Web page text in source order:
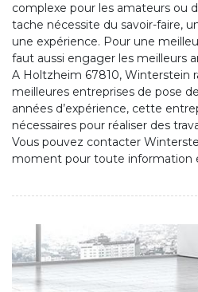
complexe pour les amateurs ou
tache nécessite du savoir-faire,
une expérience. Pour une
faut aussi engager les meilleurs
A Holtzheim 67810, Winterstein
meilleures entreprises de pose
années d’expérience, cette
nécessaires pour réaliser des
Vous pouvez contacter
moment pour toute information